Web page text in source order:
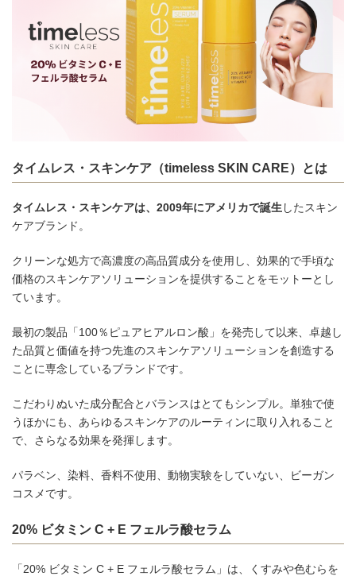
ライフスタイル
検索
タイムレス・スキンケア（timeless SKIN CARE）とは
タイムレス・スキンケアは、2009年にアメリカで誕生したスキン
ケアブランド。
クリーンな処方で高濃度の高品質成分を使用し、効果的で手頃な
価格のスキンケアソリューションを提供することをモットーとし
ています。
最初の製品「100％ピュアヒアルロン酸」を発売して以来、卓越し
た品質と価値を持つ先進のスキンケアソリューションを創造する
ことに専念しているブランドです。
こだわりぬいた成分配合とバランスはとてもシンプル。単独で使
うほかにも、あらゆるスキンケアのルーティンに取り入れること
で、さらなる効果を発揮します。
パラベン、染料、香料不使用、動物実験をしていない、ビーガン
コスメです。
20% ビタミン C + E フェルラ酸セラム
「20% ビタミン C + E フェルラ酸セラム」は、くすみや色むらを